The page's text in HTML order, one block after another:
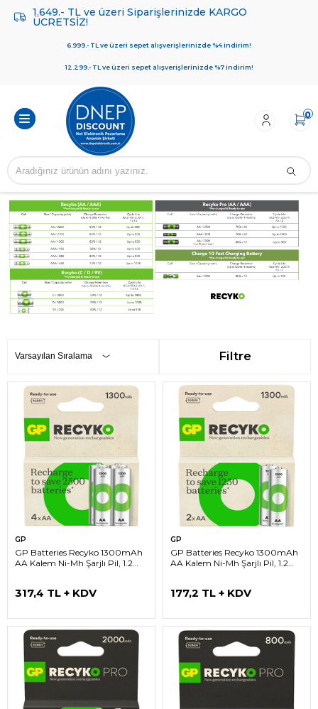
1.649.- TL ve üzeri Siparişlerinizde KARGO
ÜCRETSİZ!
6.999.- TL ve üzeri sepet alışverişlerinizde %4 indirim!
12.299.- TL ve üzeri sepet alışverişlerinizde %7 indirim!
0
Filtre
GP
GP Batteries Recyko 1300mAh
AA Kalem Ni-Mh Şarjlı Pil, 1.2
317,4 TL + KDV
GP
GP Batteries Recyko 1300mAh
AA Kalem Ni-Mh Şarjlı Pil, 1.2
177,2 TL + KDV